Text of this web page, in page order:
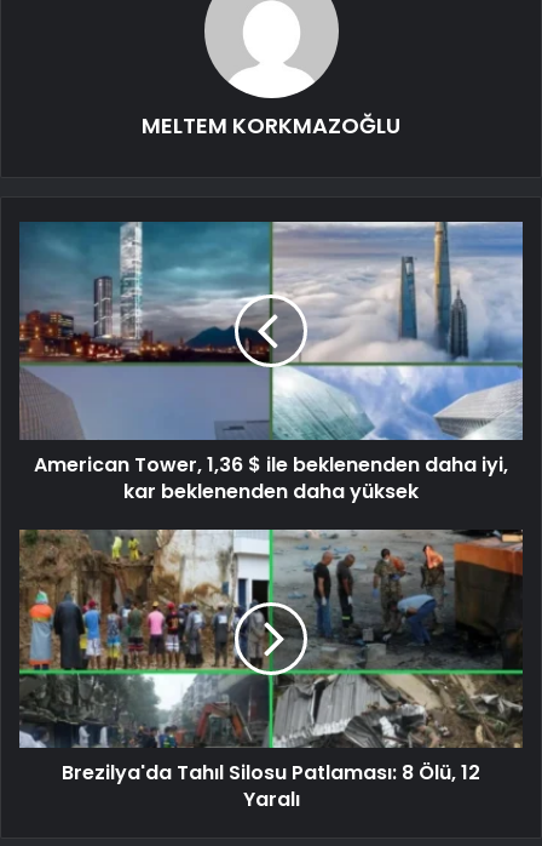
MELTEM KORKMAZOĞLU
American Tower, 1,36 $ ile beklenenden daha iyi,
kar beklenenden daha yüksek
Brezilya'da Tahıl Silosu Patlaması: 8 Ölü, 12
Yaralı